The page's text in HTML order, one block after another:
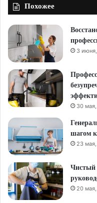
Похожее
3
30
шагом
23
Чистый
20